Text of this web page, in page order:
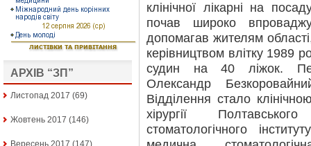
АРХІВ “ЗП”
Листопад 2017 (69)
Жовтень 2017 (146)
клінічної лікарні на
почав широко
допомагав жителям
керівництвом влітку 1989
судин на 40 ліжок.
Олександр
Відділення стало
хірургії
стоматологічного